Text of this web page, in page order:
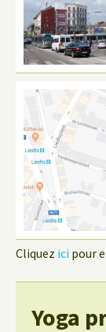
Cliquez ici pour
Yoga